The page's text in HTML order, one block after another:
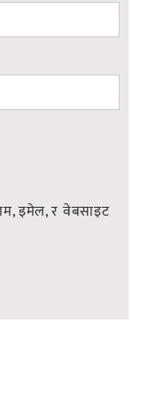
इमेल, र वेबसाइट